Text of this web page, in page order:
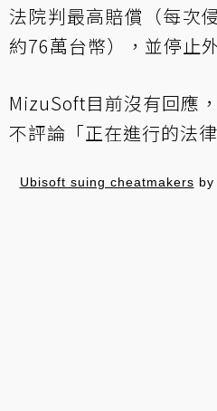
法院判最高賠償（每次
約76萬台幣），並停止
MizuSoft目前沒有回應
不評論「正在進行的法
Ubisoft suing cheatmakers by